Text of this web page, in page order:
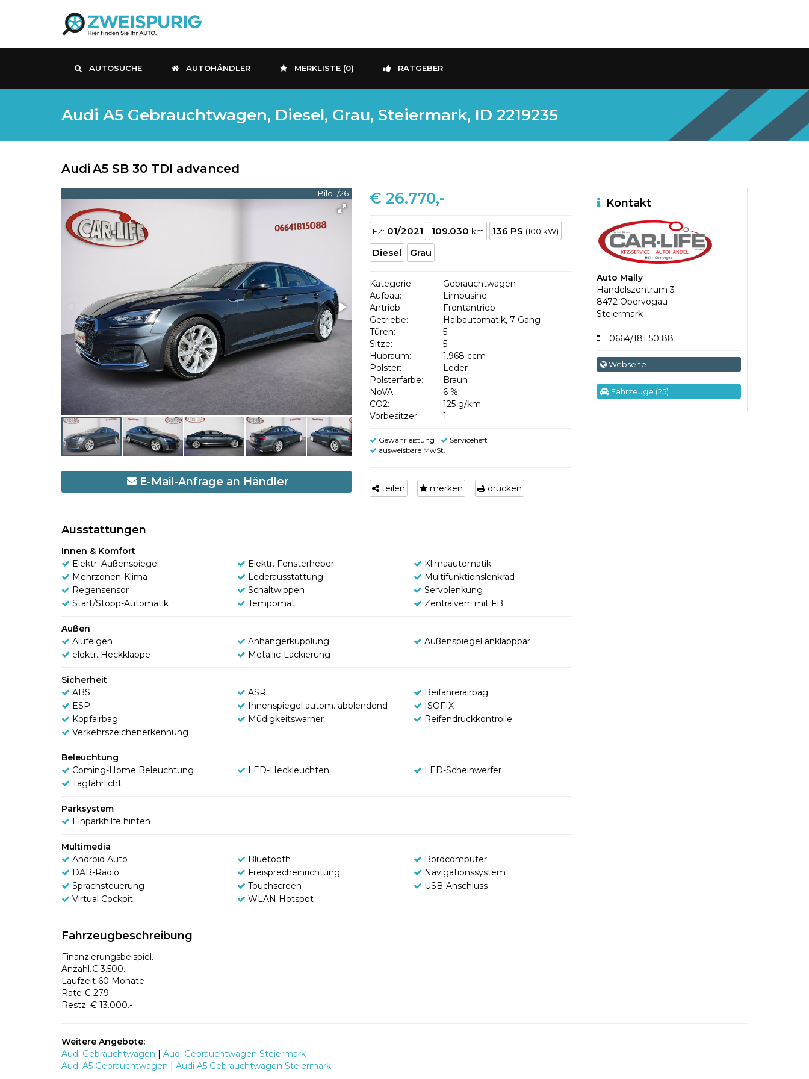
AUTOSUCHE AUTOHÄNDLER MERKLISTE (0) RATGEBER
Audi A5 Gebrauchtwagen, Diesel, Grau, Steiermark, ID 2219235
Audi A5 SB 30 TDI advanced
Bild 1/26
E-Mail-Anfrage an Händler
€ 26.770,-
EZ: 01/2021 109.030 km 136 PS (100 kW)
Diesel Grau
Kategorie:
Gebrauchtwagen
Aufbau:
Limousine
Antrieb:
Frontantrieb
Getriebe:
Halbautomatik, 7 Gang
Türen:
5
Sitze:
5
Hubraum:
1.968 ccm
Polster:
Leder
Polsterfarbe:
Braun
NoVA:
6 %
CO2:
125 g/km
Vorbesitzer:
1
Gewährleistung
Serviceheft
ausweisbare MwSt.
teilen merken drucken
Ausstattungen
Innen & Komfort
Elektr. Außenspiegel
Elektr. Fensterheber
Klimaautomatik
Mehrzonen-Klima
Lederausstattung
Multifunktionslenkrad
Regensensor
Schaltwippen
Servolenkung
Start/Stopp-Automatik
Tempomat Zentralverr. mit FB
Außen
Alufelgen
Anhängerkupplung
Außenspiegel anklappbar
elektr. Heckklappe
Metallic-Lackierung
Sicherheit
ABS
ASR
Beifahrerairbag
ESP
Innenspiegel autom. abblendend
ISOFIX
Kopfairbag
Müdigkeitswarner
Reifendruckkontrolle
Verkehrszeichenerkennung
Beleuchtung
Coming-Home Beleuchtung
LED-Heckleuchten
LED-Scheinwerfer
Tagfahrlicht
Parksystem
Einparkhilfe hinten
Multimedia
Android Auto
Bluetooth
Bordcomputer
DAB-Radio
Freisprecheinrichtung
Navigationssystem
Sprachsteuerung
Touchscreen
USB-Anschluss
Virtual Cockpit
WLAN Hotspot
Fahrzeugbeschreibung
Finanzierungsbeispiel.
Anzahl.€ 3.500.-
Laufzeit 60 Monate
Rate € 279.-
Restz. € 13.000.-
Kontakt
Auto Mally
Handelszentrum 3
8472 Obervogau
Steiermark
0664/181 50 88
Webseite
Fahrzeuge (25)
Weitere Angebote:
Audi Gebrauchtwagen | Audi Gebrauchtwagen Steiermark
Audi A5 Gebrauchtwagen | Audi A5 Gebrauchtwagen Steiermark